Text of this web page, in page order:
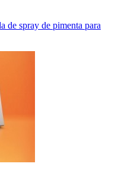
de spray de pimenta para